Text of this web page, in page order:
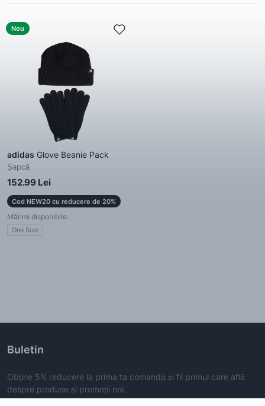
Nou
adidas Glove Beanie Pack
Șapcă
152.99 Lei
Cod NEW20 cu reducere de 20%
Mărimi disponibile:
One Size
Buletin
Obține 5% reducere la prima ta comandă și fii primul care află
despre produse și promoții noi.